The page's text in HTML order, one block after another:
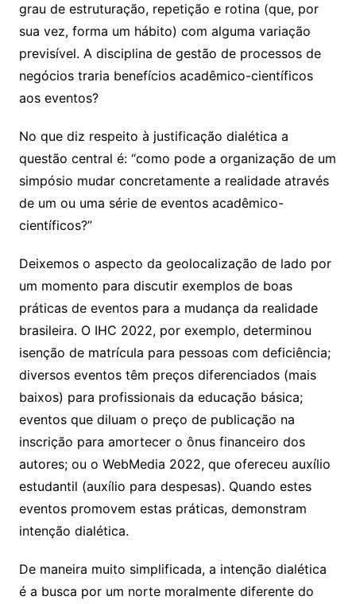
grau de estruturação, repetição e rotina (que, por
sua vez, forma um hábito) com alguma variação
previsível. A disciplina de gestão de processos de
negócios traria benefícios acadêmico-científicos
aos eventos?
No que diz respeito à justificação dialética a
questão central é: “como pode a organização de um
simpósio mudar concretamente a realidade através
de um ou uma série de eventos acadêmico-
científicos?”
Deixemos o aspecto da geolocalização de lado por
um momento para discutir exemplos de boas
práticas de eventos para a mudança da realidade
brasileira. O IHC 2022, por exemplo, determinou
isenção de matrícula para pessoas com deficiência;
diversos eventos têm preços diferenciados (mais
baixos) para profissionais da educação básica;
eventos que diluam o preço de publicação na
inscrição para amortecer o ônus financeiro dos
autores; ou o WebMedia 2022, que ofereceu auxílio
estudantil (auxílio para despesas). Quando estes
eventos promovem estas práticas, demonstram
intenção dialética.
De maneira muito simplificada, a intenção dialética
é a busca por um norte moralmente diferente do